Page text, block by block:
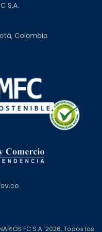
S.A.
Colombia
FC S.A. 2026. Todos los